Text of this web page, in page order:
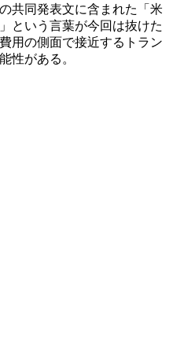
共同発表文に含まれた「米
という言葉が今回は抜けた
用の側面で接近するトラン
性がある。